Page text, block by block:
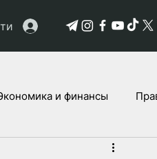
и финансы
Истории